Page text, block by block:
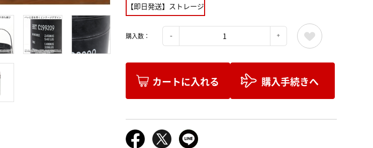
【即日発送】ストレージ
購入数：
カートに入れる 購入手続きへ